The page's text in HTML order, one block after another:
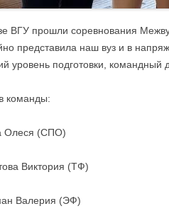
ВГУ прошли соревнования
представила наш вуз и в
уровень подготовки,
команды:
Олеся (СПО)
Виктория (ТФ)
Валерия (ЭФ)